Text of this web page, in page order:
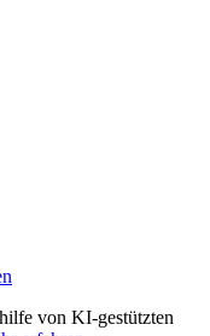
von KI-gestützten